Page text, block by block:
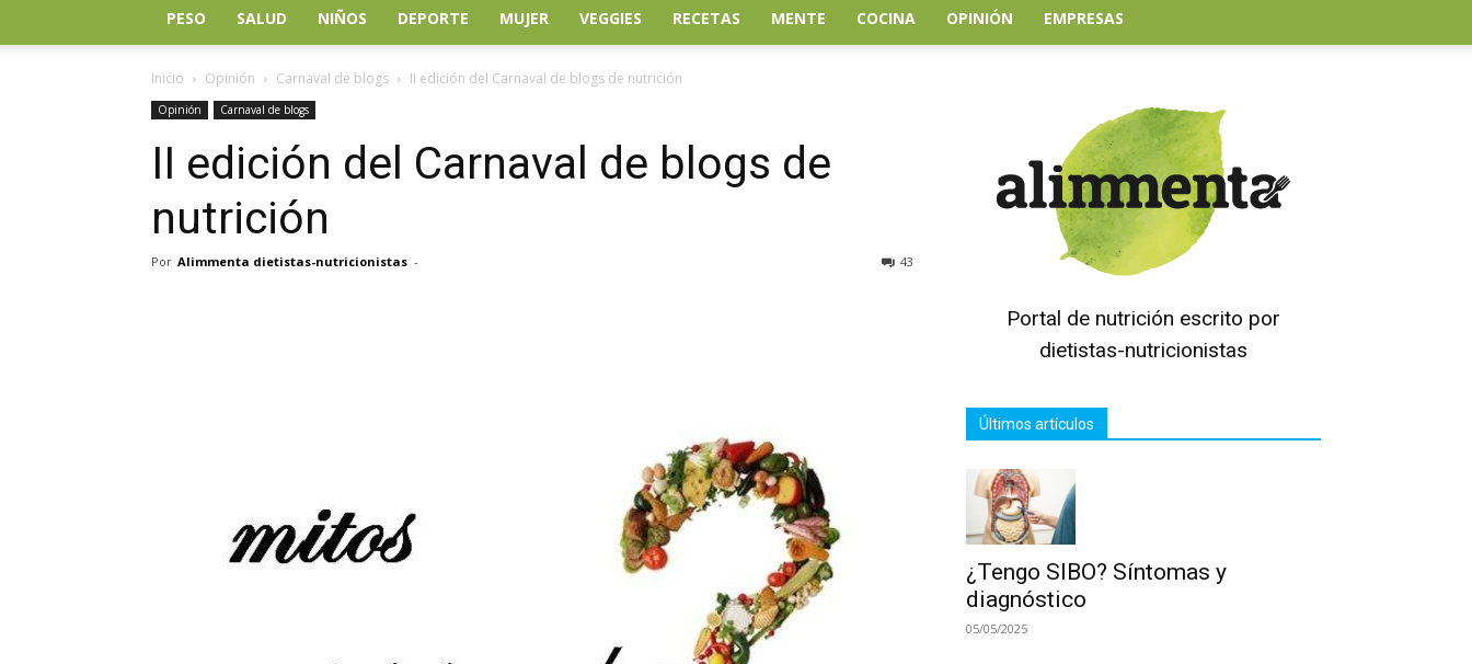
PESO SALUD NIÑOS DEPORTE MUJER VEGGIES RECETAS MENTE COCINA OPINIÓN EMPRESAS
Inicio Opinión Carnaval de blogs II edición del Carnaval de blogs de nutrición
Opinión Carnaval de blogs
II edición del Carnaval de blogs de
nutrición
Por Alimmenta dietistas-nutricionistas - 43
Portal de nutrición escrito por
dietistas-nutricionistas
Últimos artículos
¿Tengo SIBO? Síntomas y
diagnóstico
05/05/2025